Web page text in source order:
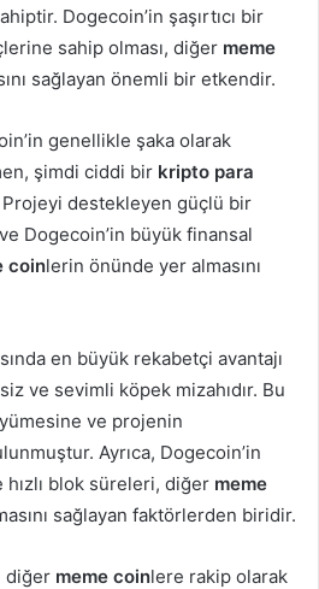
Dogecoin’in şaşırtıcı bir
sahip olması, diğer meme
sağlayan önemli bir etkendir.
genellikle şaka olarak
şimdi ciddi bir kripto para
destekleyen güçlü bir
Dogecoin’in büyük finansal
coinlerin önünde yer almasını
en büyük rekabetçi avantajı
ve sevimli köpek mizahıdır. Bu
ve projenin
Ayrıca, Dogecoin’in
blok süreleri, diğer meme
sağlayan faktörlerden biridir.
diğer meme coinlere rakip olarak